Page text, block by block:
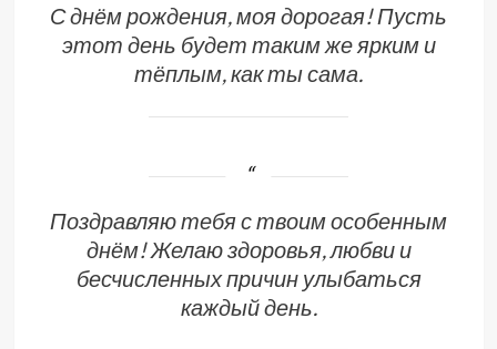
С днём рождения, моя дорогая! Пусть
этот день будет таким же ярким и
тёплым, как ты сама.
Поздравляю тебя с твоим особенным
днём! Желаю здоровья, любви и
бесчисленных причин улыбаться
каждый день.